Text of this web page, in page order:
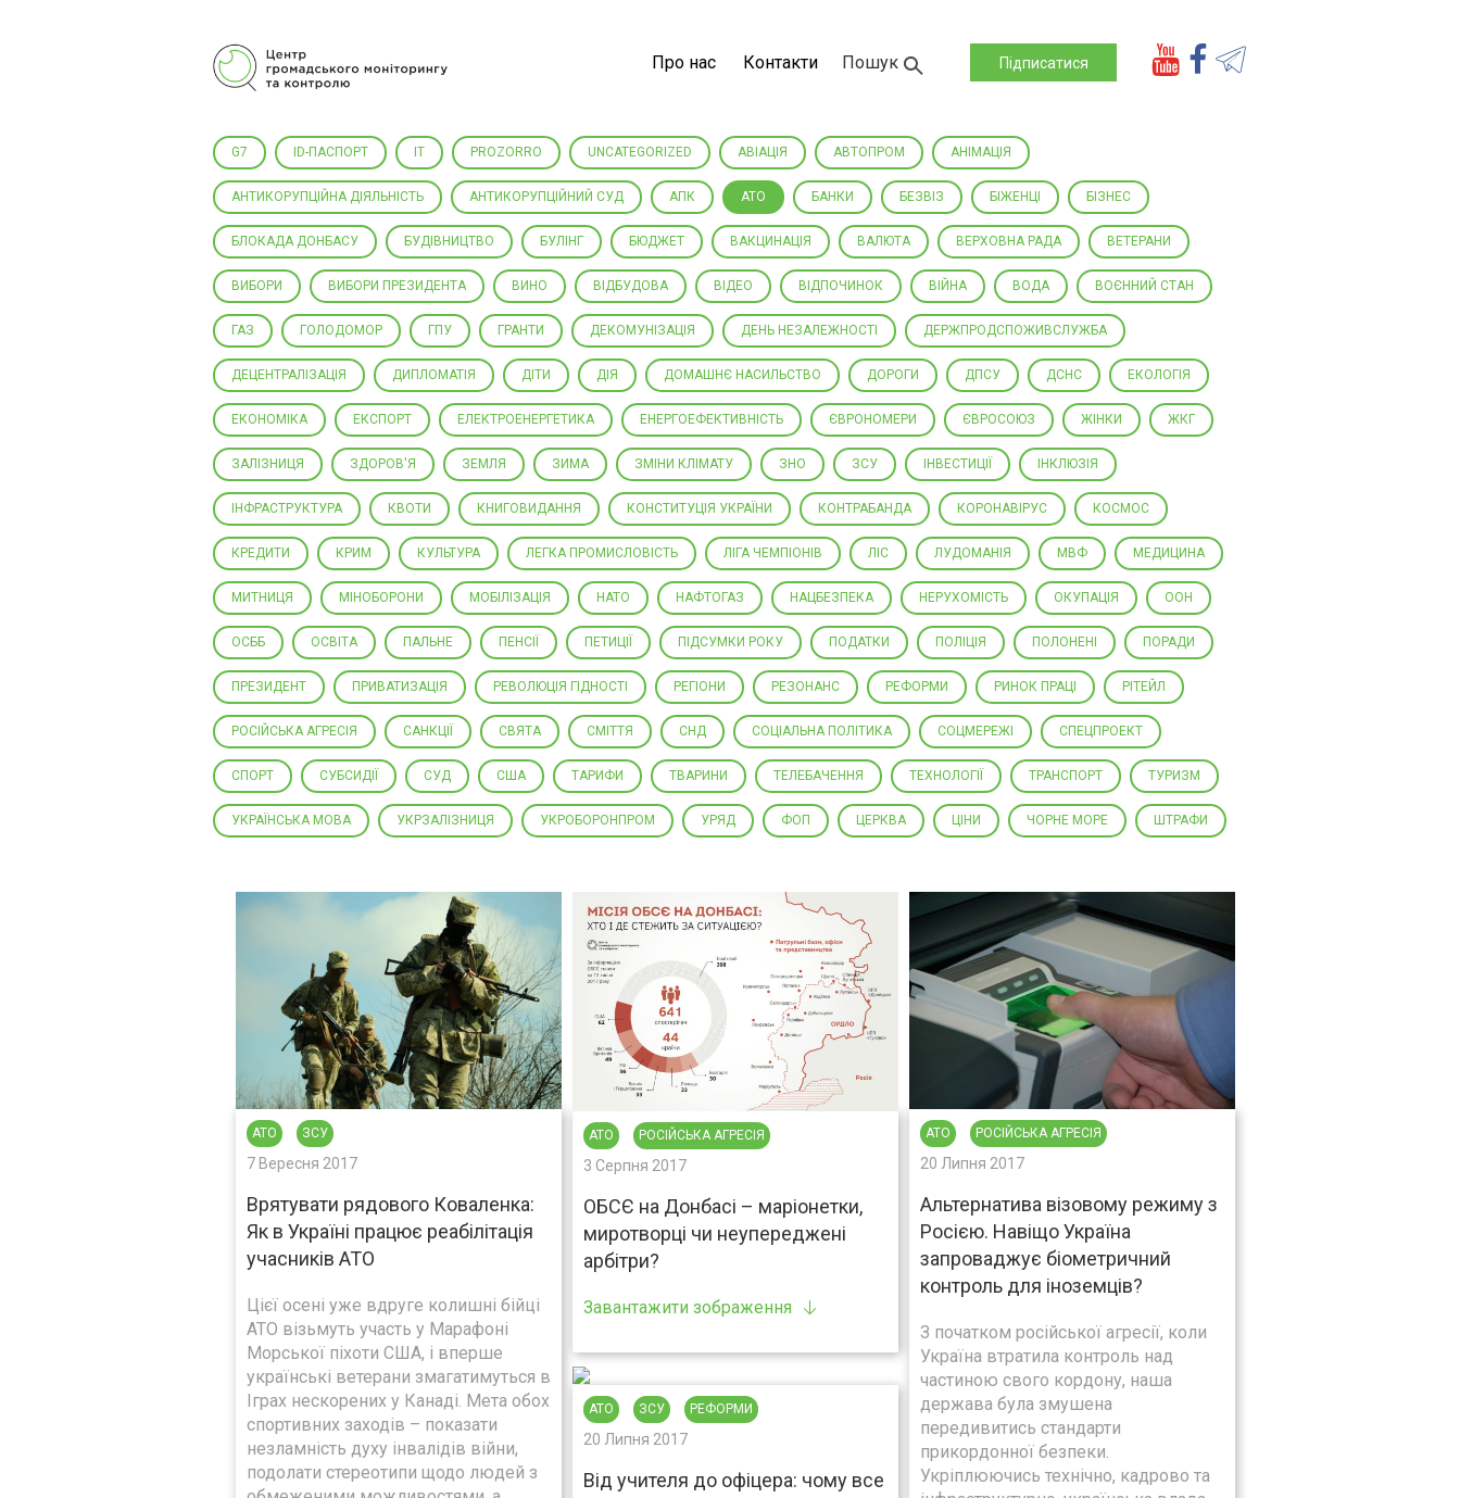
Про нас Контакти Пошук Підписатися
G7 ID-ПАСПОРТ IT PROZORRO UNCATEGORIZED АВІАЦІЯ АВТОПРОМ АНІМАЦІЯ
АНТИКОРУПЦІЙНА ДІЯЛЬНІСТЬ АНТИКОРУПЦІЙНИЙ СУД АПК АТО БАНКИ БЕЗВІЗ БІЖЕНЦІ БІЗНЕС
БЛОКАДА ДОНБАСУ БУДІВНИЦТВО БУЛІНГ БЮДЖЕТ ВАКЦИНАЦІЯ ВАЛЮТА ВЕРХОВНА РАДА ВЕТЕРАНИ
ВИБОРИ ВИБОРИ ПРЕЗИДЕНТА ВИНО ВІДБУДОВА ВІДЕО ВІДПОЧИНОК ВІЙНА ВОДА ВОЄННИЙ СТАН
ГАЗ ГОЛОДОМОР ГПУ ГРАНТИ ДЕКОМУНІЗАЦІЯ ДЕНЬ НЕЗАЛЕЖНОСТІ ДЕРЖПРОДСПОЖИВСЛУЖБА
ДЕЦЕНТРАЛІЗАЦІЯ ДИПЛОМАТІЯ ДІТИ ДІЯ ДОМАШНЄ НАСИЛЬСТВО ДОРОГИ ДПСУ ДСНС ЕКОЛОГІЯ
ЕКОНОМІКА ЕКСПОРТ ЕЛЕКТРОЕНЕРГЕТИКА ЕНЕРГОЕФЕКТИВНІСТЬ ЄВРОНОМЕРИ ЄВРОСОЮЗ ЖІНКИ ЖКГ
ЗАЛІЗНИЦЯ ЗДОРОВ'Я ЗЕМЛЯ ЗИМА ЗМІНИ КЛІМАТУ ЗНО ЗСУ ІНВЕСТИЦІЇ ІНКЛЮЗІЯ
ІНФРАСТРУКТУРА КВОТИ КНИГОВИДАННЯ КОНСТИТУЦІЯ УКРАЇНИ КОНТРАБАНДА КОРОНАВІРУС КОСМОС
КРЕДИТИ КРИМ КУЛЬТУРА ЛЕГКА ПРОМИСЛОВІСТЬ ЛІГА ЧЕМПІОНІВ ЛІС ЛУДОМАНІЯ МВФ МЕДИЦИНА
МИТНИЦЯ МІНОБОРОНИ МОБІЛІЗАЦІЯ НАТО НАФТОГАЗ НАЦБЕЗПЕКА НЕРУХОМІСТЬ ОКУПАЦІЯ ООН
ОСББ ОСВІТА ПАЛЬНЕ ПЕНСІЇ ПЕТИЦІЇ ПІДСУМКИ РОКУ ПОДАТКИ ПОЛІЦІЯ ПОЛОНЕНІ ПОРАДИ
ПРЕЗИДЕНТ ПРИВАТИЗАЦІЯ РЕВОЛЮЦІЯ ГІДНОСТІ РЕГІОНИ РЕЗОНАНС РЕФОРМИ РИНОК ПРАЦІ РІТЕЙЛ
РОСІЙСЬКА АГРЕСІЯ САНКЦІЇ СВЯТА СМІТТЯ СНД СОЦІАЛЬНА ПОЛІТИКА СОЦМЕРЕЖІ СПЕЦПРОЕКТ
СПОРТ СУБСИДІЇ СУД США ТАРИФИ ТВАРИНИ ТЕЛЕБАЧЕННЯ ТЕХНОЛОГІЇ ТРАНСПОРТ ТУРИЗМ
УКРАЇНСЬКА МОВА УКРЗАЛІЗНИЦЯ УКРОБОРОНПРОМ УРЯД ФОП ЦЕРКВА ЦІНИ ЧОРНЕ МОРЕ ШТРАФИ
АТО ЗСУ
7 Вересня 2017
Врятувати рядового Коваленка:
Як в Україні працює реабілітація
учасників АТО
Цієї осені уже вдруге колишні бійці
АТО візьмуть участь у Марафоні
Морської піхоти США, і вперше
українські ветерани змагатимуться в
Іграх нескорених у Канаді. Мета обох
спортивних заходів – показати
незламність духу інвалідів війни,
подолати стереотипи щодо людей з
АТО РОСІЙСЬКА АГРЕСІЯ
3 Серпня 2017
ОБСЄ на Донбасі – маріонетки,
миротворці чи неупереджені
арбітри?
Завантажити зображення
АТО РОСІЙСЬКА АГРЕСІЯ
20 Липня 2017
Альтернатива візовому режиму з
Росією. Навіщо Україна
запроваджує біометричний
контроль для іноземців?
З початком російської агресії, коли
Україна втратила контроль над
частиною свого кордону, наша
держава була змушена
передивитись стандарти
прикордонної безпеки.
Укріплюючись технічно, кадрово та
АТО ЗСУ РЕФОРМИ
20 Липня 2017
Від учителя до офіцера: чому все